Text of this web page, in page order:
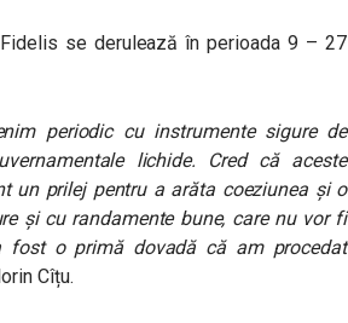
se derulează în perioada 9 – 27
periodic cu instrumente sigure de
lichide. Cred că aceste
un prilej pentru a arăta coeziunea și o
și cu randamente bune, care nu vor fi
fost o primă dovadă că am procedat
Cîțu.